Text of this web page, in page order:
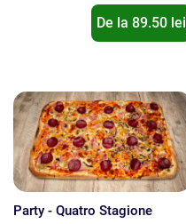
Delaco, parmezan, roșii cherry,
busuioc. Nu se inlocuieste un
ingredient cu alt ingredient !
De la 89.50 lei
Party - Quatro Stagione